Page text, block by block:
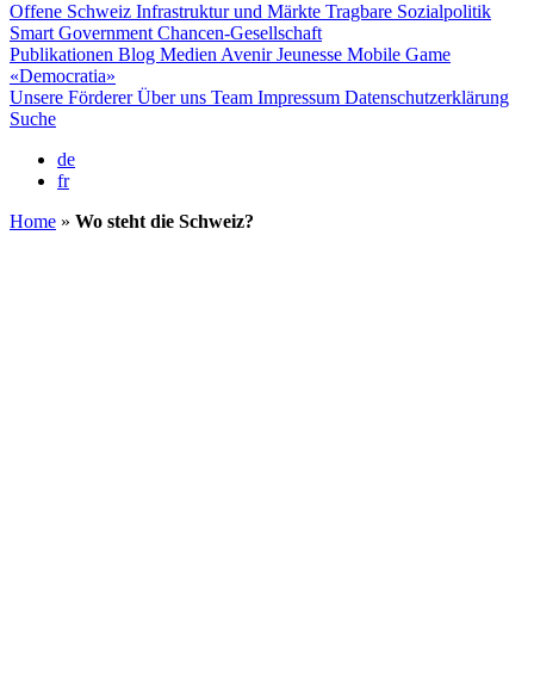
Offene Schweiz Infrastruktur und Märkte Tragbare Sozialpolitik
Smart Government Chancen-Gesellschaft
Publikationen Blog Medien Avenir Jeunesse Mobile Game
«Democratia»
Unsere FördererÜber uns Team Impressum Datenschutzerklärung
Suche
de
fr
Home » Wo steht die Schweiz?